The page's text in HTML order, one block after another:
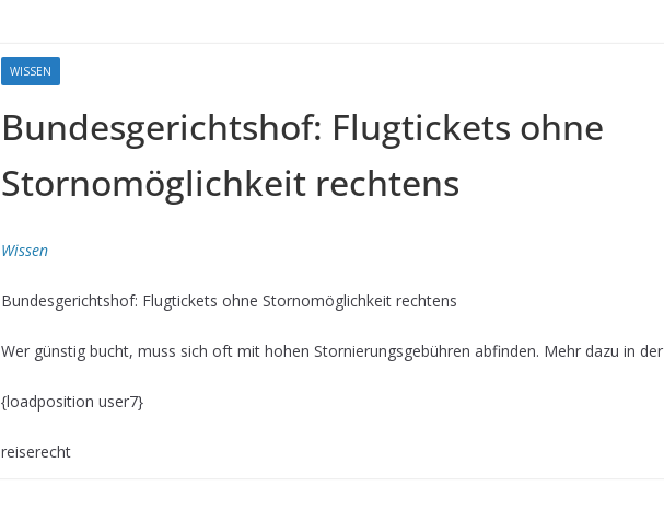
WISSEN
Bundesgerichtshof: Flugtickets ohne
Stornomöglichkeit rechtens
Wissen
Bundesgerichtshof: Flugtickets ohne Stornomöglichkeit rechtens
Wer günstig bucht, muss sich oft mit hohen Stornierungsgebühren abfinden. Mehr dazu in der
{loadposition user7}
reiserecht